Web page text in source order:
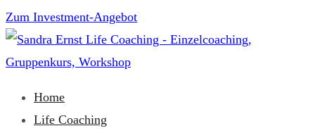
Zum
Inhalt
springen
Zum Investment-Angebot
Sandra Ernst Life Coaching
Home
Life Coaching